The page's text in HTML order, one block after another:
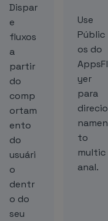
Dispar
e
fluxos
a
partir
do
comp
ortam
ento
do
usuári
o
dentr
o do
seu
Use
Públic
os do
AppsFl
yer
para
direcio
namen
to
multic
anal.